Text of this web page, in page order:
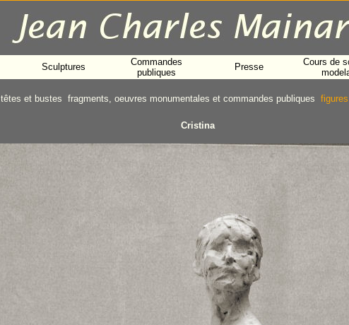
Sculptures
Commandes
publiques
Presse
Cours de
têtes et bustes fragments, oeuvres monumentales et commandes publiques figures
Cristina